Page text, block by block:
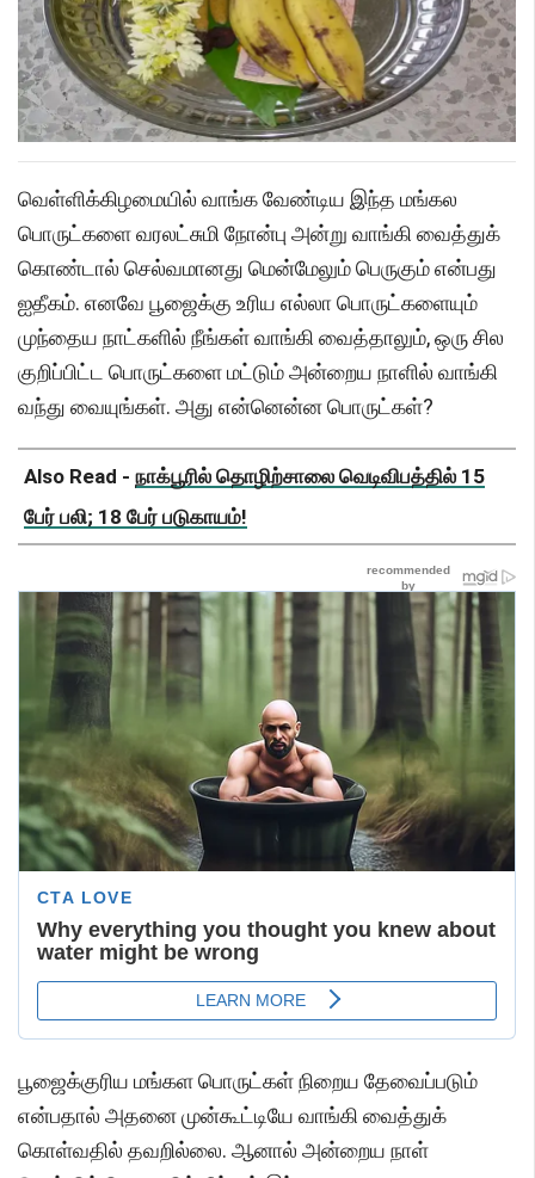
வெள்ளிக்கிழமையில் வாங்க வேண்டிய இந்த மங்கல
பொருட்களை வரலட்சுமி நோன்பு அன்று வாங்கி வைத்துக்
கொண்டால் செல்வமானது மென்மேலும் பெருகும் என்பது
ஐதீகம். எனவே பூஜைக்கு உரிய எல்லா பொருட்களையும்
முந்தைய நாட்களில் நீங்கள் வாங்கி வைத்தாலும், ஒரு சில
குறிப்பிட்ட பொருட்களை மட்டும் அன்றைய நாளில் வாங்கி
வந்து வையுங்கள். அது என்னென்ன பொருட்கள்?
Also Read - நாக்பூரில் தொழிற்சாலை வெடிவிபத்தில் 15
பேர் பலி; 18 பேர் படுகாயம்!
பூஜைக்குரிய மங்கள பொருட்கள் நிறைய தேவைப்படும்
என்பதால் அதனை முன்கூட்டியே வாங்கி வைத்துக்
கொள்வதில் தவறில்லை. ஆனால் அன்றைய நாள்